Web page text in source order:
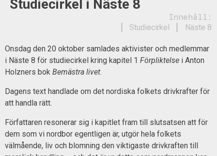
Studiecirkel i Näste 8
Innehåll:
Näste 8
Studiecirkel
Onsdag den 20 oktober samlades aktivister och medlemmar
i Näste 8 för studiecirkel kring kapitel 1 Förpliktelse i Anton
Holzners bok Bemästra livet.
Dagens text handlade om det nordiska folkets drivkrafter för
att handla rätt.
Författaren resonerar sig i kapitlet fram till slutsatsen att för
dem som vi nordbor egentligen är, utgör hela folkets
välmående, liv och blomning den viktigaste drivkraften till